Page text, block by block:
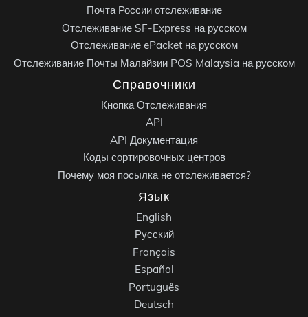
Почта России отслеживание
Отслеживание SF-Express на русском
Отслеживание ePacket на русском
Отслеживание Почты Малайзии POS Malaysia на русском
Справочники
Кнопка Отслеживания
API
API Документация
Коды сортировочных центров
Почему моя посылка не отслеживается?
Язык
English
Русский
Français
Español
Português
Deutsch